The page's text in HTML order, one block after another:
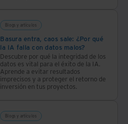
Blogs y artículos
Basura entra, caos sale: ¿Por qué
la IA falla con datos malos?
Descubre por qué la integridad de los
datos es vital para el éxito de la IA.
Aprende a evitar resultados
imprecisos y a proteger el retorno de
inversión en tus proyectos.
Blogs y artículos